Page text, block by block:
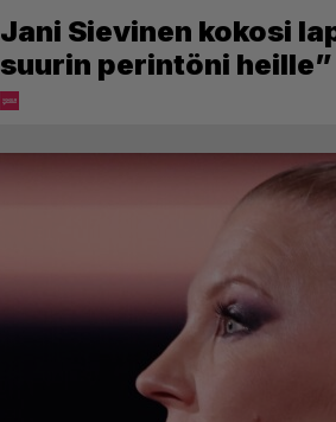
Jani Sievinen kokosi
suurin perintöni heille”